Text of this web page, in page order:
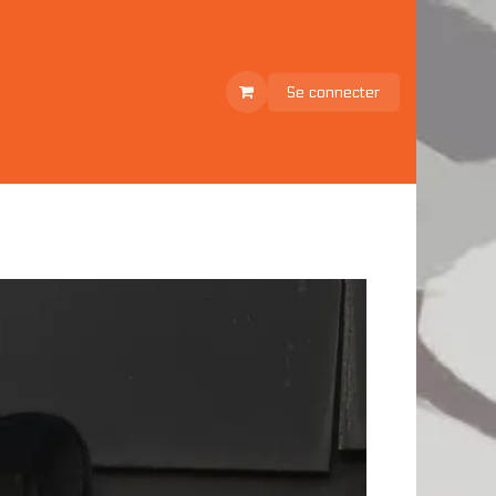
Se connecter